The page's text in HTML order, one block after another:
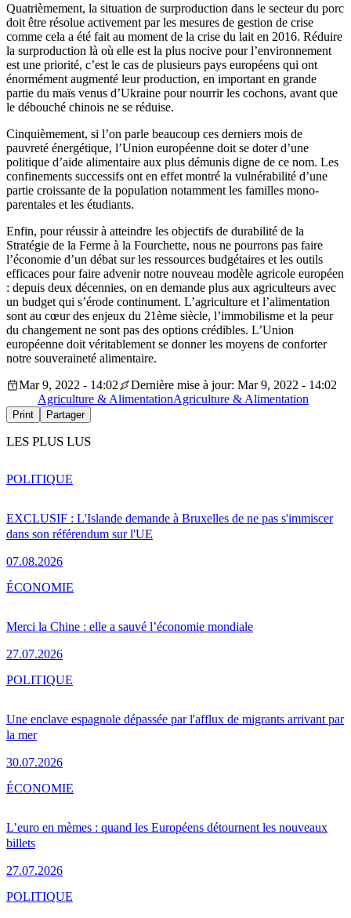
Quatrièmement, la situation de surproduction dans le secteur du porc
doit être résolue activement par les mesures de gestion de crise
comme cela a été fait au moment de la crise du lait en 2016. Réduire
la surproduction là où elle est la plus nocive pour l’environnement
est une priorité, c’est le cas de plusieurs pays européens qui ont
énormément augmenté leur production, en important en grande
partie du maïs venus d’Ukraine pour nourrir les cochons, avant que
le débouché chinois ne se réduise.
Cinquièmement, si l’on parle beaucoup ces derniers mois de
pauvreté énergétique, l’Union européenne doit se doter d’une
politique d’aide alimentaire aux plus démunis digne de ce nom. Les
confinements successifs ont en effet montré la vulnérabilité d’une
partie croissante de la population notamment les familles mono-
parentales et les étudiants.
Enfin, pour réussir à atteindre les objectifs de durabilité de la
Stratégie de la Ferme à la Fourchette, nous ne pourrons pas faire
l’économie d’un débat sur les ressources budgétaires et les outils
efficaces pour faire advenir notre nouveau modèle agricole européen
: depuis deux décennies, on en demande plus aux agriculteurs avec
un budget qui s’érode continument. L’agriculture et l’alimentation
sont au cœur des enjeux du 21ème siècle, l’immobilisme et la peur
du changement ne sont pas des options crédibles. L’Union
européenne doit véritablement se donner les moyens de conforter
notre souveraineté alimentaire.
Mar 9, 2022 - 14:02
Dernière mise à jour: Mar 9, 2022 - 14:02
Agriculture & AlimentationAgriculture & Alimentation
Print Partager
LES PLUS LUS
EXCLUSIF : L'Islande demande à Bruxelles de ne pas s'immiscer
dans son référendum sur l'UE
07.08.2026
POLITIQUE
Merci la Chine : elle a sauvé l’économie mondiale
27.07.2026
ÉCONOMIE
Une enclave espagnole dépassée par l'afflux de migrants arrivant par
la mer
30.07.2026
POLITIQUE
L’euro en mèmes : quand les Européens détournent les nouveaux
billets
27.07.2026
ÉCONOMIE
POLITIQUE